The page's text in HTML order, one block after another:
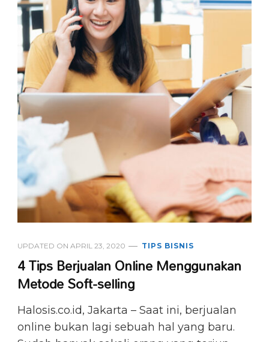
UPDATED ON APRIL 23, 2020 TIPS BISNIS
4 Tips Berjualan Online Menggunakan
Metode Soft-selling
Halosis.co.id, Jakarta – Saat ini, berjualan
online bukan lagi sebuah hal yang baru.